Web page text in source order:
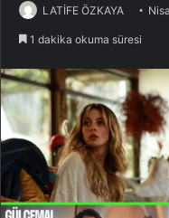
LATİFE ÖZKAYA
1 dakika okuma süresi